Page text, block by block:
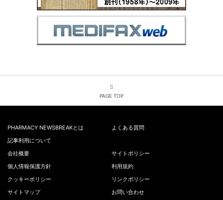
PAGE TOP
PHARMACY NEWSBREAKとは
よくある質問
記事利用について
会社概要
サイトポリシー
個人情報保護方針
利用規約
クッキーポリシー
リンクポリシー
サイトマップ
お問い合わせ